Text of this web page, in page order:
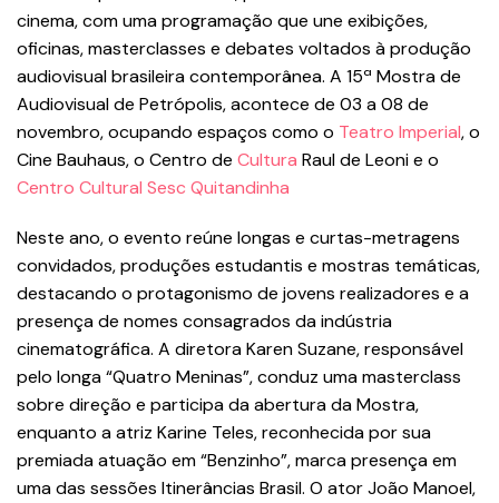
cinema, com uma programação que une exibições,
oficinas, masterclasses e debates voltados à produção
audiovisual brasileira contemporânea. A 15ª Mostra de
Audiovisual de Petrópolis, acontece de 03 a 08 de
novembro, ocupando espaços como o Teatro Imperial, o
Cine Bauhaus, o Centro de Cultura Raul de Leoni e o
Centro Cultural Sesc Quitandinha
Neste ano, o evento reúne longas e curtas-metragens
convidados, produções estudantis e mostras temáticas,
destacando o protagonismo de jovens realizadores e a
presença de nomes consagrados da indústria
cinematográfica. A diretora Karen Suzane, responsável
pelo longa “Quatro Meninas”, conduz uma masterclass
sobre direção e participa da abertura da Mostra,
enquanto a atriz Karine Teles, reconhecida por sua
premiada atuação em “Benzinho”, marca presença em
uma das sessões Itinerâncias Brasil. O ator João Manoel,